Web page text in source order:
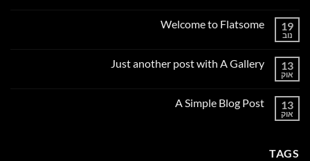
19
נוב
Welcome to Flatsome
Welcome
13
אוק
Just another post with A Gallery
Just
13
אוק
A Simple Blog Post
TAGS